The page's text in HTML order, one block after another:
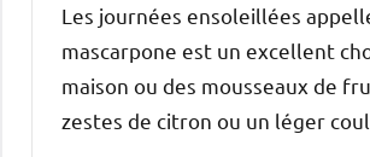
Les journées ensoleillées
mascarpone est un excellent
maison ou des mousseaux de
zestes de citron ou un léger